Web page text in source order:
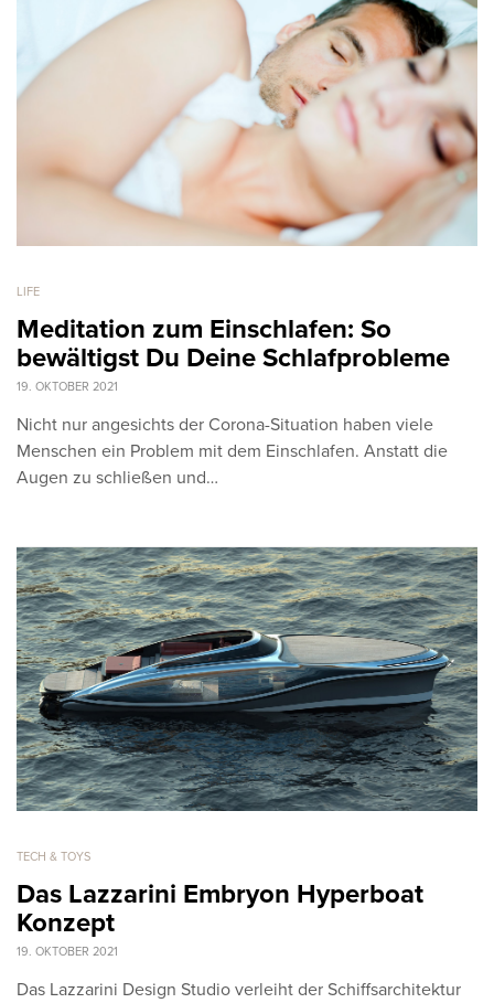
LIFE
Meditation zum Einschlafen: So
bewältigst Du Deine Schlafprobleme
19. OKTOBER 2021
Nicht nur angesichts der Corona-Situation haben viele
Menschen ein Problem mit dem Einschlafen. Anstatt die
Augen zu schließen und…
TECH & TOYS
Das Lazzarini Embryon Hyperboat
Konzept
19. OKTOBER 2021
Das Lazzarini Design Studio verleiht der Schiffsarchitektur